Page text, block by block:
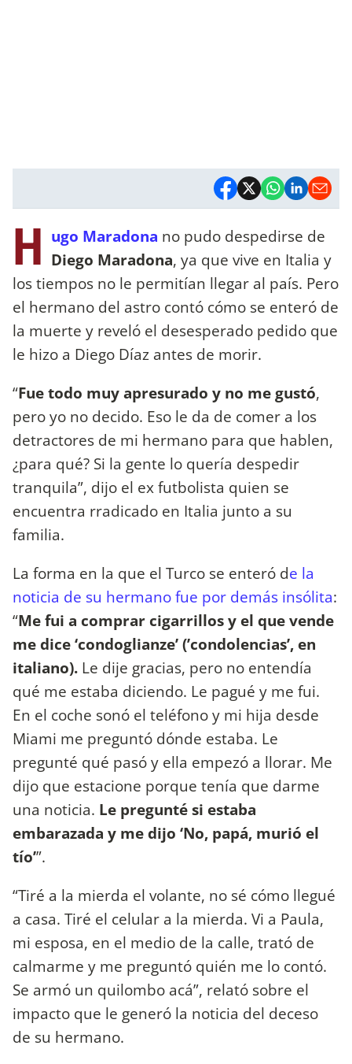
H ugo Maradona no pudo despedirse de
Diego Maradona, ya que vive en Italia y
los tiempos no le permitían llegar al país. Pero
el hermano del astro contó cómo se enteró de
la muerte y reveló el desesperado pedido que
le hizo a Diego Díaz antes de morir.
“Fue todo muy apresurado y no me gustó,
pero yo no decido. Eso le da de comer a los
detractores de mi hermano para que hablen,
¿para qué? Si la gente lo quería despedir
tranquila”, dijo el ex futbolista quien se
encuentra rradicado en Italia junto a su
familia.
La forma en la que el Turco se enteró de la
noticia de su hermano fue por demás insólita:
“Me fui a comprar cigarrillos y el que vende
me dice ‘condoglianze’ (’condolencias’, en
italiano). Le dije gracias, pero no entendía
qué me estaba diciendo. Le pagué y me fui.
En el coche sonó el teléfono y mi hija desde
Miami me preguntó dónde estaba. Le
pregunté qué pasó y ella empezó a llorar. Me
dijo que estacione porque tenía que darme
una noticia. Le pregunté si estaba
embarazada y me dijo ‘No, papá, murió el
tío’”.
“Tiré a la mierda el volante, no sé cómo llegué
a casa. Tiré el celular a la mierda. Vi a Paula,
mi esposa, en el medio de la calle, trató de
calmarme y me preguntó quién me lo contó.
Se armó un quilombo acá”, relató sobre el
impacto que le generó la noticia del deceso
de su hermano.